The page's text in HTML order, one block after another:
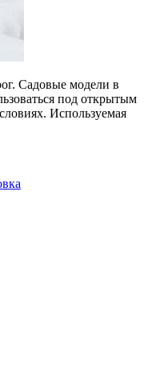
Садовые модели в
под открытым
Используемая